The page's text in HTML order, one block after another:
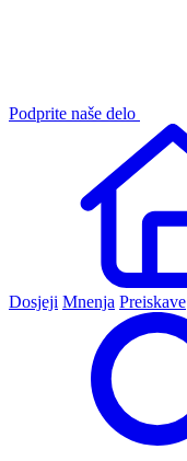
Podprite naše delo
Dosjeji Mnenja Preiskave